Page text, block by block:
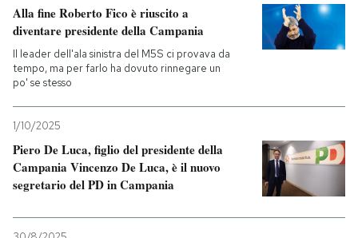
Alla fine Roberto Fico è riuscito a
diventare presidente della Campania
Il leader dell'ala sinistra del M5S ci provava da
tempo, ma per farlo ha dovuto rinnegare un
po' se stesso
1/10/2025
Piero De Luca, figlio del presidente della
Campania Vincenzo De Luca, è il nuovo
segretario del PD in Campania